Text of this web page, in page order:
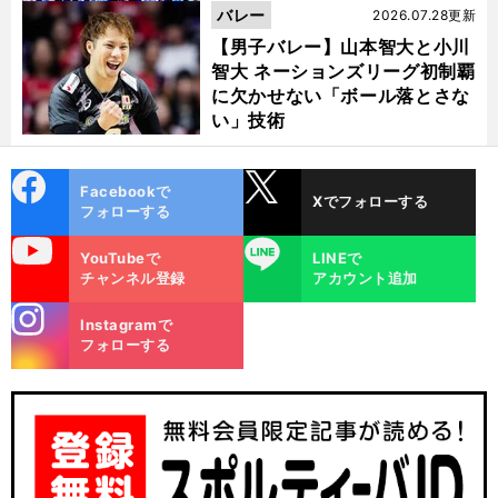
【男子バレー】山本智大と小川
智大 ネーションズリーグ初制覇
に欠かせない「ボール落とさな
い」技術
2026.07.28更新
バレー
ok
Facebookで
フォローする
Xでフォローする
YouTubeで
チャンネル登録
LINE
LINEで
アカウント追加
m
Instagramで
フォローする